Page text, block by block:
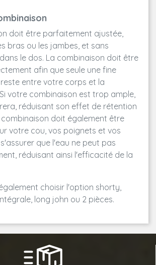
doit être parfaitement ajustée,
bras ou les jambes, et sans
le dos. La combinaison doit être
afin que seule une fine
entre votre corps et la
votre combinaison est trop ample,
réduisant son effet de rétention
combinaison doit également être
votre cou, vos poignets et vos
que l'eau ne peut pas
réduisant ainsi l'efficacité de la
choisir l'option shorty,
long john ou 2 pièces.